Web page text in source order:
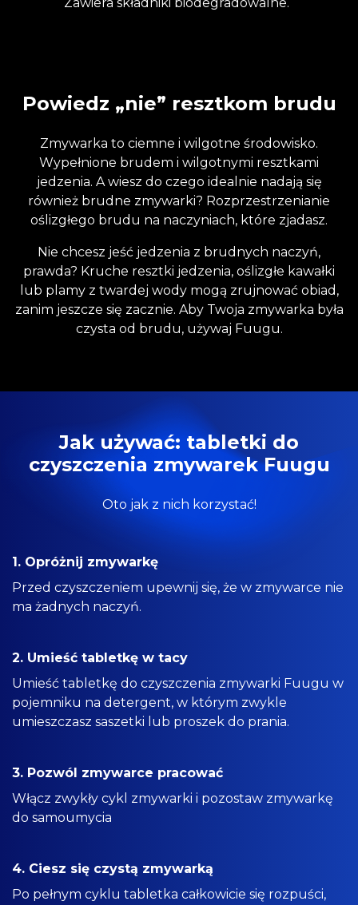
Zawiera składniki biodegradowalne.
Powiedz „nie” resztkom brudu
Zmywarka to ciemne i wilgotne środowisko.
Wypełnione brudem i wilgotnymi resztkami
jedzenia. A wiesz do czego idealnie nadają się
również brudne zmywarki? Rozprzestrzenianie
oślizgłego brudu na naczyniach, które zjadasz.
Nie chcesz jeść jedzenia z brudnych naczyń,
prawda? Kruche resztki jedzenia, oślizgłe kawałki
lub plamy z twardej wody mogą zrujnować obiad,
zanim jeszcze się zacznie. Aby Twoja zmywarka była
czysta od brudu, używaj Fuugu.
Jak używać: tabletki do
czyszczenia zmywarek Fuugu
Oto jak z nich korzystać!
1. Opróżnij zmywarkę
Przed czyszczeniem upewnij się, że w zmywarce nie
ma żadnych naczyń.
2. Umieść tabletkę w tacy
Umieść tabletkę do czyszczenia zmywarki Fuugu w
pojemniku na detergent, w którym zwykle
umieszczasz saszetki lub proszek do prania.
3. Pozwól zmywarce pracować
Włącz zwykły cykl zmywarki i pozostaw zmywarkę
do samoumycia
4. Ciesz się czystą zmywarką
Po pełnym cyklu tabletka całkowicie się rozpuści,